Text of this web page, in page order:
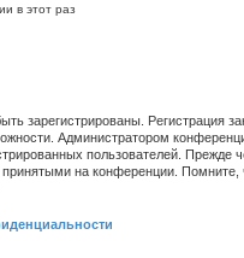
в этот раз
зарегистрированы. Регистрация
Администратором
пользователей. Прежде
принятыми на конференции.